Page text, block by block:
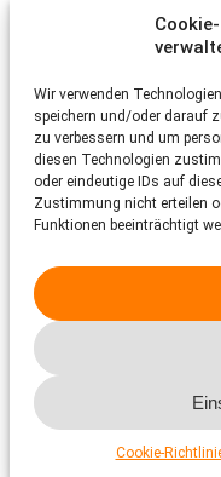
Wir verwenden
speichern und/oder darauf
zu verbessern und um
diesen Technologien
oder eindeutige IDs auf
Zustimmung nicht erteilen
Funktionen beeinträchtigt
Cookie-
Tiere brauchen Hilfe –
Unterstützen Sie die
Schweizer Tierschutz
Jetzt spenden
Schweizer
CH-4053 Basel
sts@tierschutz.com
Instagram
© 2026 Schweizer